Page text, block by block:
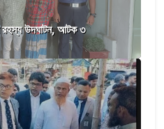
রহস্য উদঘাটন, আটক ৩